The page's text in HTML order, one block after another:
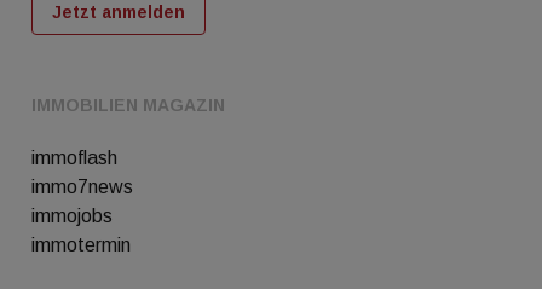
IMMOBILIEN MAGAZIN
immoflash
immo7news
immojobs
immotermin
Jetzt anmelden